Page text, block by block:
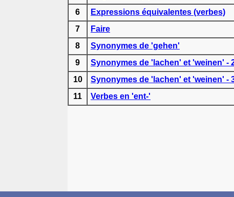
6
Expressions équivalentes (verbes)
7
Faire
8
Synonymes de 'gehen'
9
Synonymes de 'lachen' et 'weinen' -
10
Synonymes de 'lachen' et 'weinen' -
11
Verbes en 'ent-'